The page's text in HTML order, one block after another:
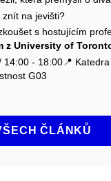
znít na jevišti?
s hostujícím
z University of
14:00 - 18:00📍
G03
ČLÁNKŮ